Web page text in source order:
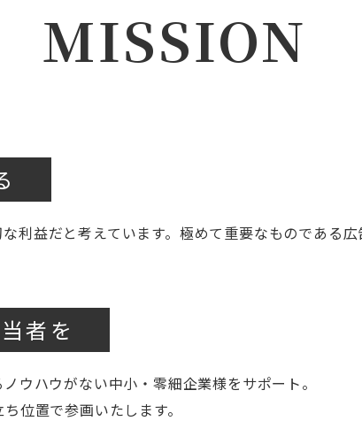
MISSION
利益だと考えています。極めて重要なものである
者を
ウハウがない中小・零細企業様をサポート。
位置で参画いたします。